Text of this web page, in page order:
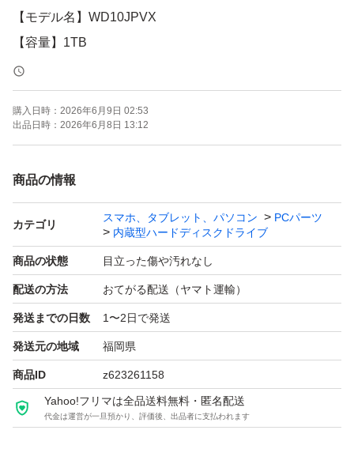
【モデル名】WD10JPVX
【容量】1TB
【インターフェース】SATA
【サイズ】2.5インチ
【商品の状態】目立った傷や汚れなし
購入日時： 2026年6月9日 02:53
出品日時： 2026年6月8日 13:12
商品の情報
カテゴリ
スマホ、タブレット、パソコン
PCパーツ
内蔵型ハードディスクドライブ
商品の状態 目立った傷や汚れなし
配送の方法 おてがる配送（ヤマト運輸）
発送までの日数 1〜2日で発送
発送元の地域 福岡県
商品ID z623261158
Yahoo!フリマは全品送料無料・匿名配送
代金は運営が一旦預かり、評価後、出品者に支払われます